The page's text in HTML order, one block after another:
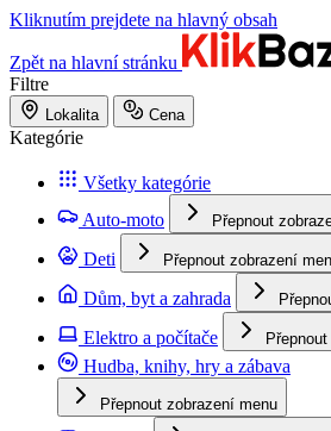
Kliknutím prejdete na hlavný obsah
Zpět na hlavní stránku
Filtre
Lokalita Cena
Kategórie
Všetky kategórie
Auto-moto
Přepnout
Deti Přepnout zobrazení
Dům, byt a zahrada
Elektro a počítače
Hudba, knihy, hry a zábava
Přepnout zobrazení menu